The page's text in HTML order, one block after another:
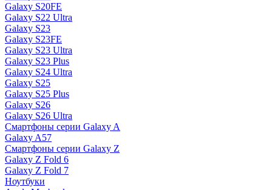
Galaxy S20FE
Galaxy S22 Ultra
Galaxy S23
Galaxy S23FE
Galaxy S23 Ultra
Galaxy S23 Plus
Galaxy S24 Ultra
Galaxy S25
Galaxy S25 Plus
Galaxy S26
Galaxy S26 Ultra
Смартфоны серии Galaxy A
Galaxy A57
Смартфоны серии Galaxy Z
Galaxy Z Fold 6
Galaxy Z Fold 7
Ноутбуки